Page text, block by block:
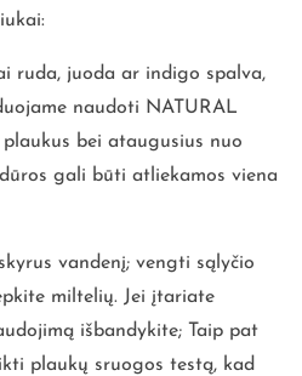
ruda, juoda ar indigo spalva,
naudoti NATURAL
bei ataugusius nuo
gali būti atliekamos viena
vandenį; vengti sąlyčio
miltelių. Jei įtariate
išbandykite; Taip pat
plaukų sruogos testą, kad